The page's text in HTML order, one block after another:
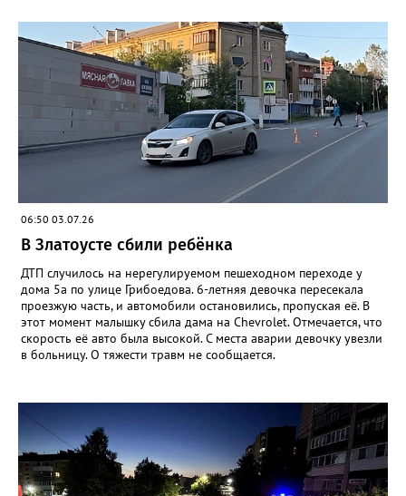
06:50 03.07.26
В Златоусте сбили ребёнка
ДТП случилось на нерегулируемом пешеходном переходе у
дома 5а по улице Грибоедова. 6-летняя девочка пересекала
проезжую часть, и автомобили остановились, пропуская её. В
этот момент малышку сбила дама на Chevrolet. Отмечается, что
скорость её авто была высокой. С места аварии девочку увезли
в больницу. О тяжести травм не сообщается.